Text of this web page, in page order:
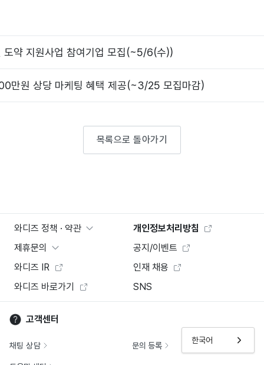
한국어
약 지원사업 참여기업 모집(~5/6(수))
만원 상당 마케팅 혜택 제공(~3/25 모집마감)
목록으로 돌아가기
와디즈 정책 · 약관
개인정보처리방침
제휴문의
공지/이벤트
와디즈 IR
인재 채용
와디즈 바로가기
SNS
고객센터
채팅 상담 문의 등록